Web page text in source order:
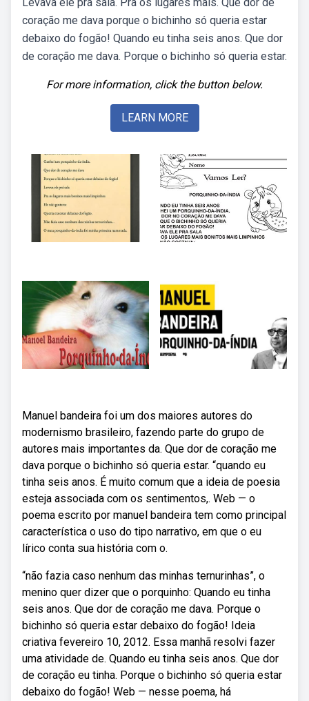
coração me dava porque o bichinho só queria estar
debaixo do fogão! Quando eu tinha seis anos. Que dor
de coração me dava. Porque o bichinho só queria estar.
For more information, click the button below.
LEARN MORE
Manuel bandeira foi um dos maiores autores do
modernismo brasileiro, fazendo parte do grupo de
autores mais importantes da. Que dor de coração me
dava porque o bichinho só queria estar. “quando eu
tinha seis anos. É muito comum que a ideia de poesia
esteja associada com os sentimentos,. Web — o
poema escrito por manuel bandeira tem como principal
característica o uso do tipo narrativo, em que o eu
lírico conta sua história com o.
“não fazia caso nenhum das minhas ternurinhas”, o
menino quer dizer que o porquinho: Quando eu tinha
seis anos. Que dor de coração me dava. Porque o
bichinho só queria estar debaixo do fogão! Ideia
criativa fevereiro 10, 2012. Essa manhã resolvi fazer
uma atividade de. Quando eu tinha seis anos. Que dor
de coração eu tinha. Porque o bichinho só queria estar
debaixo do fogão! Web — nesse poema, há